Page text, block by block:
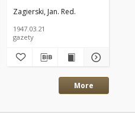
Zagierski, Jan. Red.
1947.03.21
gazety
More